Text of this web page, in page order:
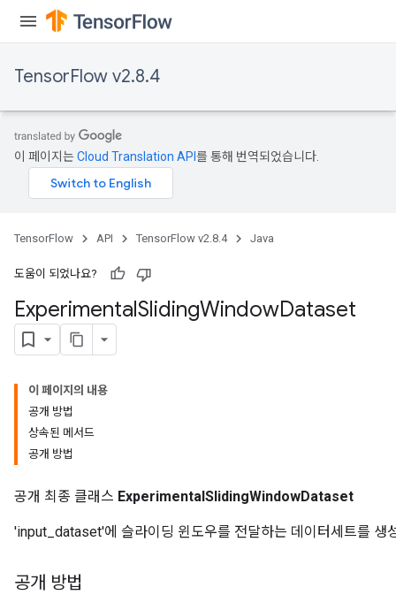
TensorFlow v2.8.4
이 페이지는Cloud Translation API 를 통해 번역되었습니다.
TensorFlow API TensorFlow v2.8.4 Java
도움이 되었나요?
ExperimentalSlidingWindowDataset
이 페이지의 내용
공개 방법
상속된 메서드
공개 방법
공개 최종 클래스 ExperimentalSlidingWindowDataset
'input_dataset'에 슬라이딩 윈도우를 전달하는 데이터세트를 생
공개 방법